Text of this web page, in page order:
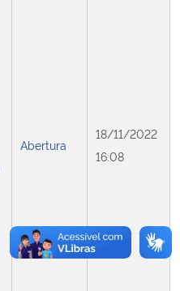
Abertura
18/11/2022
16:08